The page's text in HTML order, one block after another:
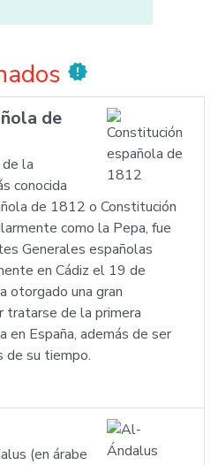
new_releases
de
la
conocida
de 1812 o Constitución
como la Pepa, fue
Generales españolas
en Cádiz el 19 de
otorgado una gran
tratarse de la primera
en España, además de ser
de su tiempo.
(en árabe